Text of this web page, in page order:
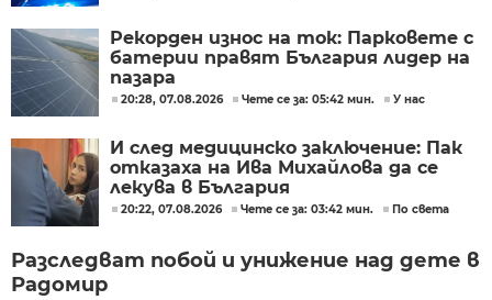
Рекорден износ на ток: Парковете с
батерии правят България лидер на
пазара
20:28, 07.08.2026 Чете се за: 05:42 мин. У нас
И след медицинско заключение: Пак
отказаха на Ива Михайлова да се
лекува в България
20:22, 07.08.2026 Чете се за: 03:42 мин. По света
Разследват побой и унижение над дете в
Радомир